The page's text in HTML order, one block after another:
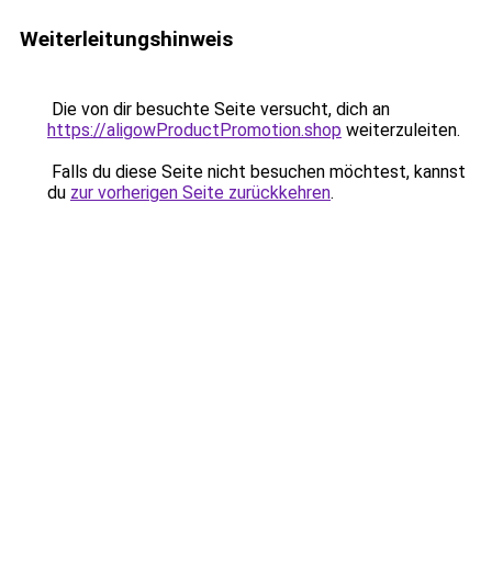
Weiterleitungshinweis
Die von dir besuchte Seite versucht, dich an
https://aligowProductPromotion.shop weiterzuleiten.
Falls du diese Seite nicht besuchen möchtest, kannst
du zur vorherigen Seite zurückkehren.